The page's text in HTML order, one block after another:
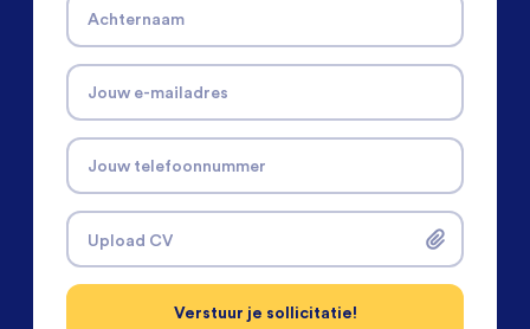
Achternaam
Jouw e-mailadres
Jouw telefoonnummer
Upload CV
Verstuur je sollicitatie!